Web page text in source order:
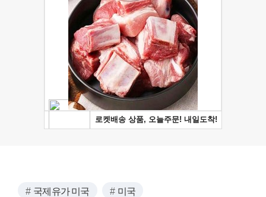
국제유가 미국 미국